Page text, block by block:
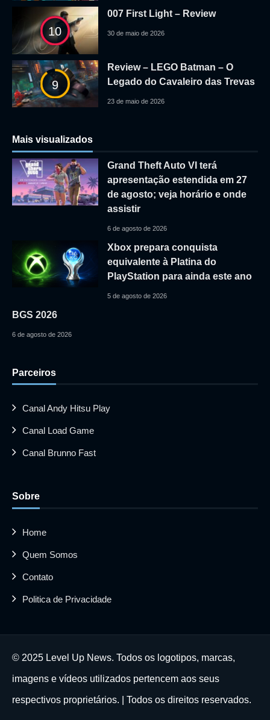
10
007 First Light – Review
30 de maio de 2026
9
Review – LEGO Batman – O
Legado do Cavaleiro das Trevas
23 de maio de 2026
Mais visualizados
Grand Theft Auto VI terá
apresentação estendida em 27
de agosto; veja horário e onde
assistir
6 de agosto de 2026
Xbox prepara conquista
equivalente à Platina do
PlayStation para ainda este ano
5 de agosto de 2026
BGS 2026
6 de agosto de 2026
Parceiros
Canal Andy Hitsu Play
Canal Load Game
Canal Brunno Fast
Sobre
Home
Quem Somos
Contato
Politica de Privacidade
© 2025 Level Up News. Todos os logotipos, marcas,
imagens e vídeos utilizados pertencem aos seus
respectivos proprietários. | Todos os direitos reservados.